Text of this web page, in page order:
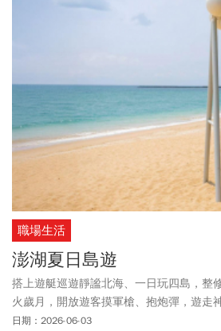
職場生活
澎湖夏日島遊
搭上遊艇巡遊靜謐北海、一日玩四島，整
火歲月，開放遊客摸軍槍、抱炮彈，遊走
花火節，看璀璨花火在夜空與海面交織綻
日期：2026-06-03